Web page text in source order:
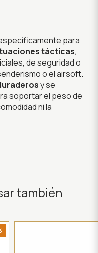
para
tácticas,
de seguridad o
o el airsoft.
y se
soportar el peso de
ni la
también